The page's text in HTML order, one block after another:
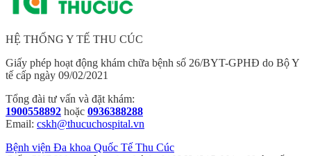
HỆ THỐNG Y TẾ THU CÚC
Giấy phép hoạt động khám chữa bệnh số 26/BYT-GPHĐ do Bộ Y
tế cấp ngày 09/02/2021
Tổng đài tư vấn và đặt khám:
1900558892 hoặc 0936388288
Email: cskh@thucuchospital.vn
Bệnh viện Đa khoa Quốc Tế Thu Cúc